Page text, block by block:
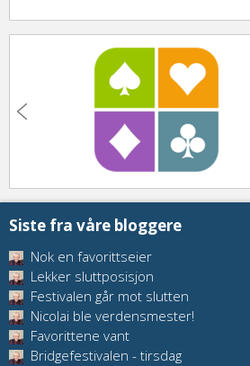
Siste fra våre bloggere
Nok en favorittseier
Lekker sluttposisjon
Festivalen går mot slutten
Nicolai ble verdensmester!
Favorittene vant
Bridgefestivalen - tirsdag